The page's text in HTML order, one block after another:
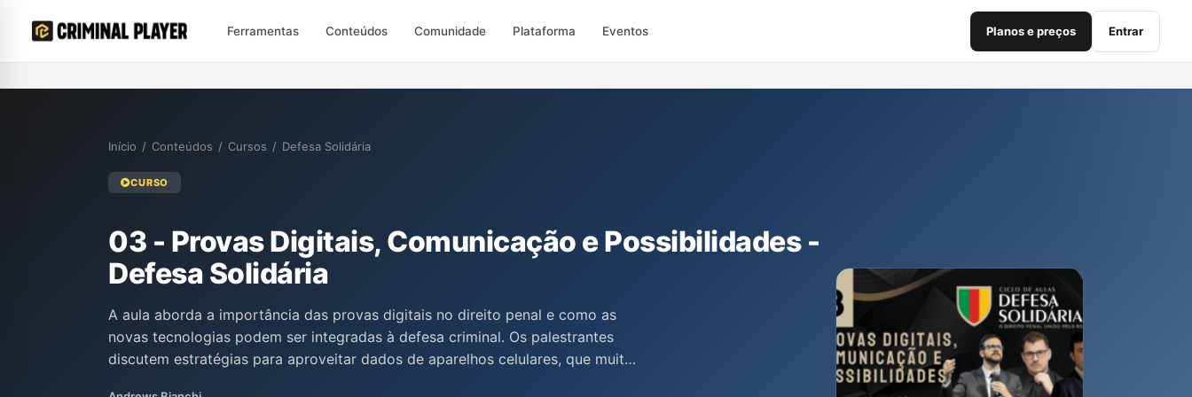
Ferramentas Conteúdos Comunidade Plataforma Eventos Planos e preços Entrar
Início / Conteúdos / Cursos / Defesa Solidária
CURSO
03 - Provas Digitais, Comunicação e Possibilidades -
Defesa Solidária
A aula aborda a importância das provas digitais no direito penal e como as
novas tecnologias podem ser integradas à defesa criminal. Os palestrantes
discutem estratégias para aproveitar dados de aparelhos celulares, que muitas